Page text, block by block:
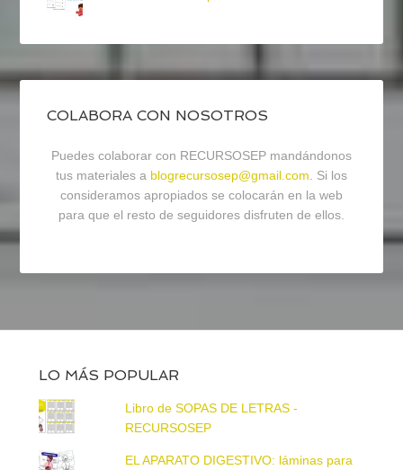
COLABORA CON NOSOTROS
Puedes colaborar con RECURSOSEP mandándonos
tus materiales a blogrecursosep@gmail.com. Si los
consideramos apropiados se colocarán en la web
para que el resto de seguidores disfruten de ellos.
LO MÁS POPULAR
Libro de SOPAS DE LETRAS -
RECURSOSEP
EL APARATO DIGESTIVO: láminas para